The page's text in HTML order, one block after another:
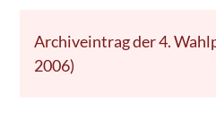
Archiveintrag der 4.
2006)